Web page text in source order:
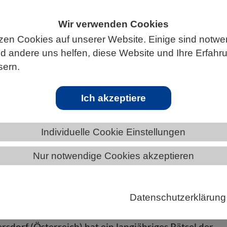
Wir verwenden Cookies
Cookies auf unserer Website. Einige sind
andere uns helfen, diese Website und Ihre
Ich akzeptiere
Individuelle Cookie Einstellungen
Nur notwendige Cookies akzeptieren
Datenschutzerklärung
BAYERN NEWS AUS BAYERN
invasiver Schädlinge
35 Jahre alten Rätsels ebnet Weg für nachhaltige
von Insekten-Schädlingen weltweit
der Bekämpfung invasiver Schädlinge: Ein
(JLU) und des gemeinsamen Zentrums für